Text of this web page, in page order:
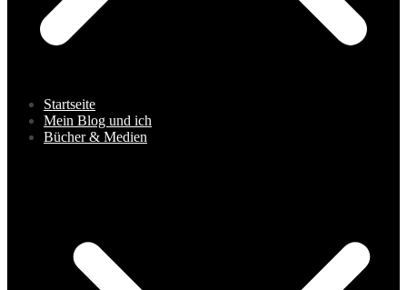
Startseite
Mein Blog und ich
Bücher & Medien